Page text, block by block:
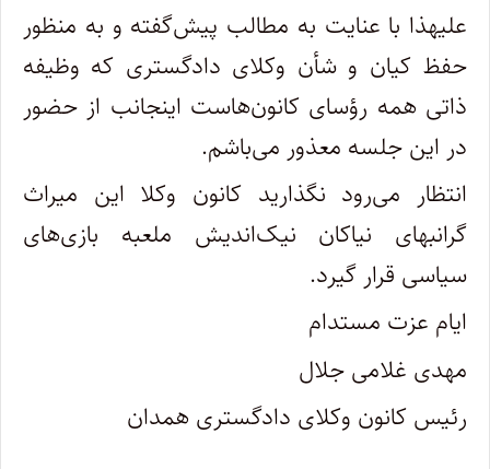
علیهذا با عنایت به مطالب پیش‌گفته و به منظور
حفظ کیان و شأن وکلای دادگستری که وظیفه
ذاتی همه رؤسای کانون‌هاست اینجانب از حضور
در این جلسه معذور می‌باشم.
انتظار می‌رود نگذارید کانون وکلا این میراث
گرانبهای نیاکان نیک‌اندیش ملعبه بازی‌های
سیاسی قرار گیرد.
ایام عزت مستدام
مهدی غلامی جلال
رئیس کانون‌ وکلای دادگستری همدان